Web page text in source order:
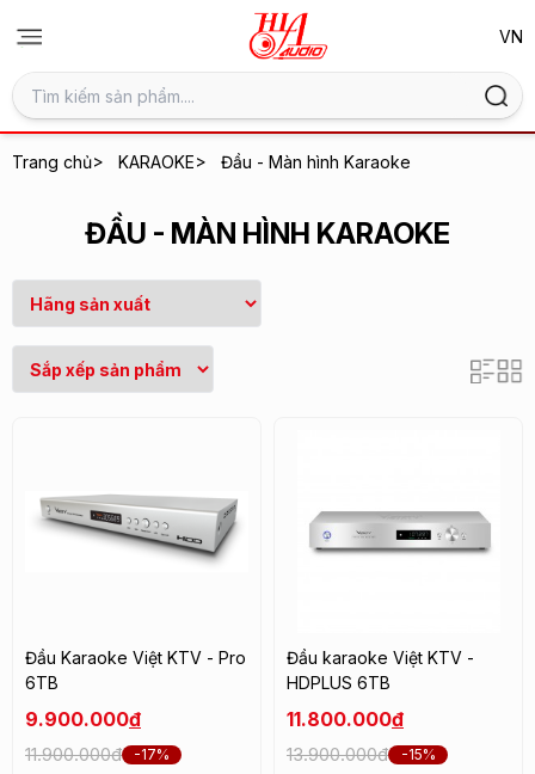
Trang chủ> KARAOKE> Đầu - Màn hình Karaoke
ĐẦU - MÀN HÌNH KARAOKE
Đầu Karaoke Việt KTV - Pro
6TB
9.900.000đ
11.900.000đ -17%
Đầu karaoke Việt KTV -
HDPLUS 6TB
11.800.000đ
13.900.000đ -15%